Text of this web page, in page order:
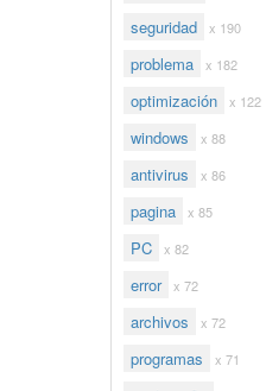
seguridad x 190
problema x 182
optimización x 122
windows x 88
antivirus x 86
pagina x 85
PC x 82
error x 72
archivos x 72
programas x 71